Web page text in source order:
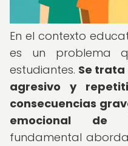
En el contexto
es un problema
estudiantes. Se
agresivo y
consecuencias
emocional de
fundamental